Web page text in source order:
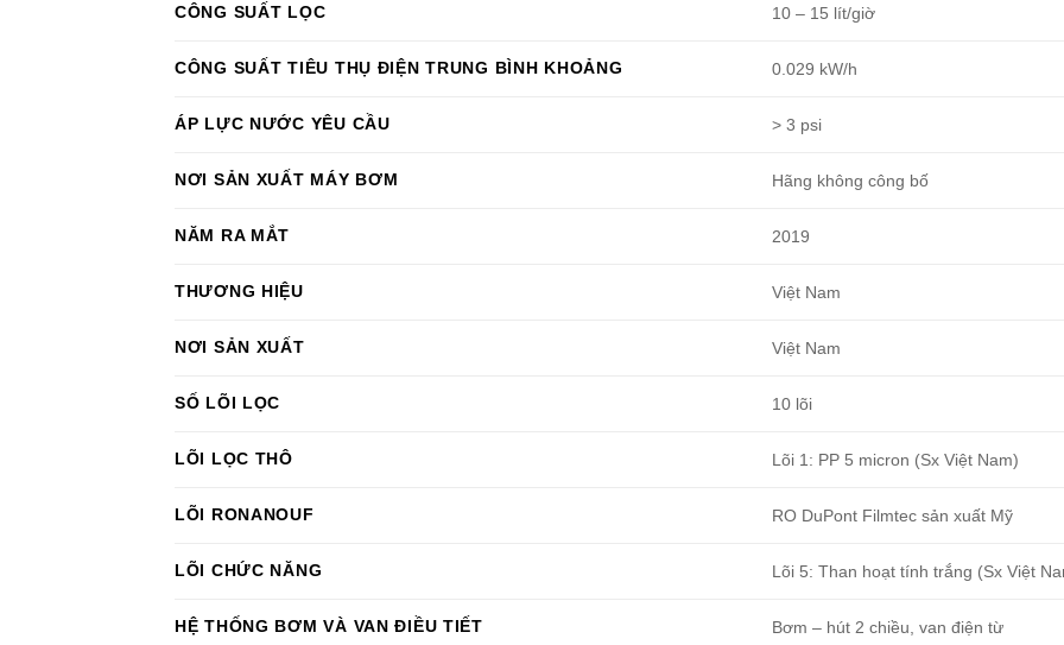
CÔNG SUẤT LỌC 10 – 15 lít/giờ
CÔNG SUẤT TIÊU THỤ ĐIỆN TRUNG BÌNH KHOẢNG 0.029 kW/h
ÁP LỰC NƯỚC YÊU CẦU > 3 psi
NƠI SẢN XUẤT MÁY BƠM Hãng không công bố
NĂM RA MẮT 2019
THƯƠNG HIỆU Việt Nam
NƠI SẢN XUẤT Việt Nam
SỐ LÕI LỌC 10 lõi
LÕI LỌC THÔ Lõi 1: PP 5 micron (Sx Việt Nam)
LÕI RONANOUF RO DuPont Filmtec sản xuất Mỹ
LÕI CHỨC NĂNG Lõi 5: Than hoạt tính trắng (Sx Việt
HỆ THỐNG BƠM VÀ VAN ĐIỀU TIẾT Bơm – hút 2 chiều, van điện từ